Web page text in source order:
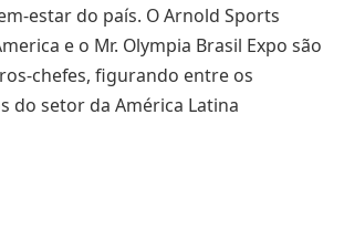
estar do país. O Arnold Sports
e o Mr. Olympia Brasil Expo são
chefes, figurando entre os
do setor da América Latina